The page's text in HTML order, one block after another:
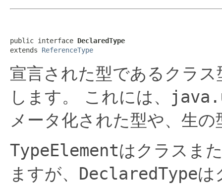
public interface DeclaredType
extends ReferenceType
宣言された型であるクラ
します。
これには、
メータ化された型や、生
TypeElementはクラスま
ますが、 DeclaredTypeは